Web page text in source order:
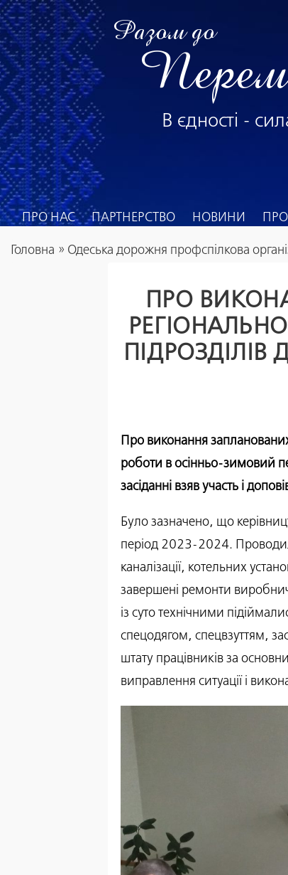
Разом до
В єдності -
ПРО НАС ПАРТНЕРСТВО НОВИНИ
Головна » Одеська дорожня профспілкова
ПРО
Про виконання запланованих
роботи в осінньо-зимовий
засіданні взяв участь і
Було зазначено, що
період 2023-2024.
каналізації, котельних
завершені ремонти
із суто технічними
спецодягом, спецвзуттям,
штату працівників за
виправлення ситуації і